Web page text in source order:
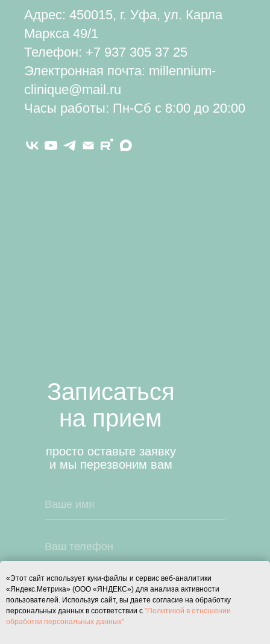
«Этот сайт использует куки-файлы и сервис веб-аналитики
«Яндекс.Метрика» (ООО «ЯНДЕКС») для анализа активности
пользователей. Используя сайт, вы даете согласие на обработку
персональных данных в соответствии с "Политикой в отношении
обработки персональных данных"
Адрес: 450015, г. Уфа, ул. Карла
Маркса 49/1
Телефон: +7 937 305 37 25
Электронная почта: millennium-
clinique@mail.ru
Часы работы: Пн-Сб с 8:00 до 20:00
Записаться
на прием
Я даю согласие на
обработку моих
персональных данных в
соответствии с
просто оставьте заявку
и мы перезвоним вам